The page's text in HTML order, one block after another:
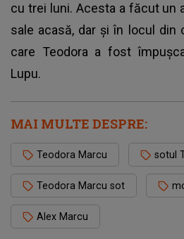
cu trei luni. Acesta a făcut un
sale acasă, dar și în locul din
care Teodora a fost
Lupu.
MAI MULTE DESPRE:
Teodora Marcu sotul
Teodora Marcu sot
Alex Marcu